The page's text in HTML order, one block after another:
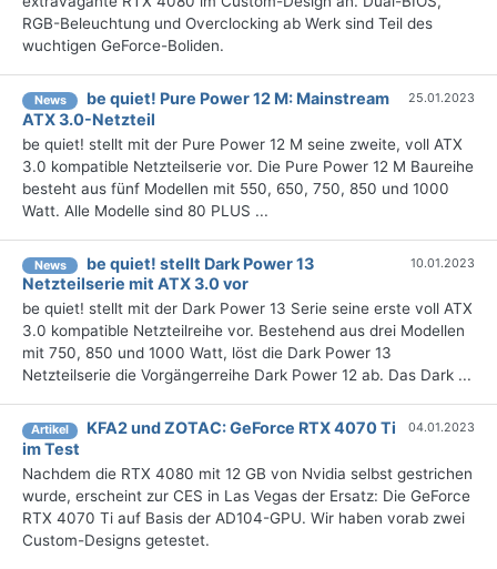
RGB-Beleuchtung und Overclocking ab Werk sind Teil des
wuchtigen GeForce-Boliden.
News
be quiet! Pure Power 12 M: Mainstream
ATX 3.0-Netzteil
25.01.2023
be quiet! stellt mit der Pure Power 12 M seine zweite, voll ATX
3.0 kompatible Netzteilserie vor. Die Pure Power 12 M Baureihe
besteht aus fünf Modellen mit 550, 650, 750, 850 und 1000
Watt. Alle Modelle sind 80 PLUS ...
News
be quiet! stellt Dark Power 13
Netzteilserie mit ATX 3.0 vor
10.01.2023
be quiet! stellt mit der Dark Power 13 Serie seine erste voll ATX
3.0 kompatible Netzteilreihe vor. Bestehend aus drei Modellen
mit 750, 850 und 1000 Watt, löst die Dark Power 13
Netzteilserie die Vorgängerreihe Dark Power 12 ab. Das Dark ...
Artikel
KFA2 und ZOTAC: GeForce RTX 4070 Ti
im Test
04.01.2023
Nachdem die RTX 4080 mit 12 GB von Nvidia selbst gestrichen
wurde, erscheint zur CES in Las Vegas der Ersatz: Die GeForce
RTX 4070 Ti auf Basis der AD104-GPU. Wir haben vorab zwei
Custom-Designs getestet.